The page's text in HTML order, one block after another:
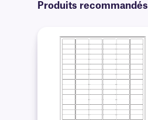
Produits recommandés